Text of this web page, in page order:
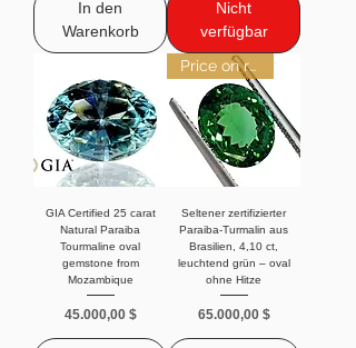
In den
Warenkorb
Nicht
verfügbar
GIA Certified 25 carat
Natural Paraiba
Tourmaline oval
gemstone from
Mozambique
Preis
45.000,00 $
Price on request
Seltener zertifizierter
Paraiba-Turmalin aus
Brasilien, 4,10 ct,
leuchtend grün – oval
ohne Hitze
Preis
65.000,00 $